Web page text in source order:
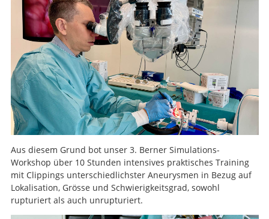
Aus diesem Grund bot unser 3. Berner Simulations-
Workshop über 10 Stunden intensives praktisches Training
mit Clippings unterschiedlichster Aneurysmen in Bezug auf
Lokalisation, Grösse und Schwierigkeitsgrad, sowohl
rupturiert als auch unrupturiert.